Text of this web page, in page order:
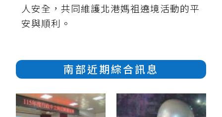
人安全，共同維護北港媽祖遶境活動的平
安與順利。
南部近期綜合訊息